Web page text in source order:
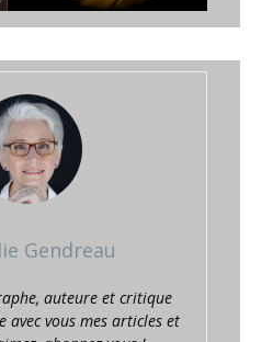
Gendreau
auteure et critique
avec vous mes articles et